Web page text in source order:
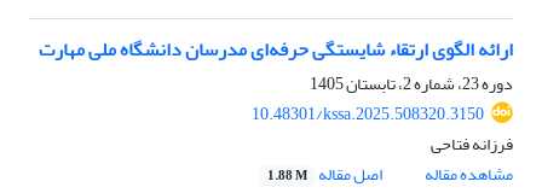
ارائه الگوی ارتقاء شایستگی حرفه‌ای مدرسان دانشگاه ملی مهارت
دوره 23، شماره 2، تابستان 1405
10.48301/kssa.2025.508320.3150
فرزانه فتاحی
مشاهده مقاله
اصل مقاله 1.88 M